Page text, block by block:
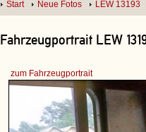
Start Neue Fotos LEW 13193
Fahrzeugportrait LEW
zum Fahrzeugportrait